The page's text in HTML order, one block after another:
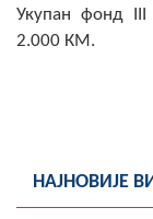
Укупан фонд III
2.000 КМ.
НАЈНОВИЈЕ